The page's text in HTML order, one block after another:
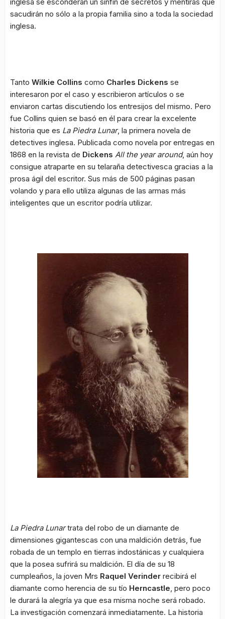
sacudirán no sólo a la propia familia sino a toda la sociedad
inglesa.
Tanto Wilkie Collins como Charles Dickens se
interesaron por el caso y escribieron artículos o se
enviaron cartas discutiendo los entresijos del mismo. Pero
fue Collins quien se basó en él para crear la excelente
historia que es La Piedra Lunar, la primera novela de
detectives inglesa. Publicada como novela por entregas en
1868 en la revista de Dickens All the year around, aún hoy
consigue atraparte en su telaraña detectivesca gracias a la
prosa ágil del escritor. Sus más de 500 páginas pasan
volando y para ello utiliza algunas de las armas más
inteligentes que un escritor podría utilizar.
La Piedra Lunartrata del robo de un diamante de
dimensiones gigantescas con una maldición detrás, fue
robada de un templo en tierras indostánicas y cualquiera
que la posea sufrirá su maldición. El día de su 18
cumpleaños, la joven Mrs Raquel Verinder recibirá el
diamante como herencia de su tío Herncastle, pero poco
le durará la alegría ya que esa misma noche será robado.
La investigación comenzará inmediatamente. La historia